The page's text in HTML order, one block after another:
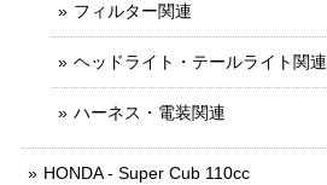
フィルター関連
ヘッドライト・テールライト関連
ハーネス・電装関連
HONDA - Super Cub 110cc